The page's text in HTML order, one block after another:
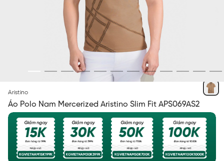
Aristino
Áo Polo Nam Mercerized Aristino Slim Fit APS069AS2